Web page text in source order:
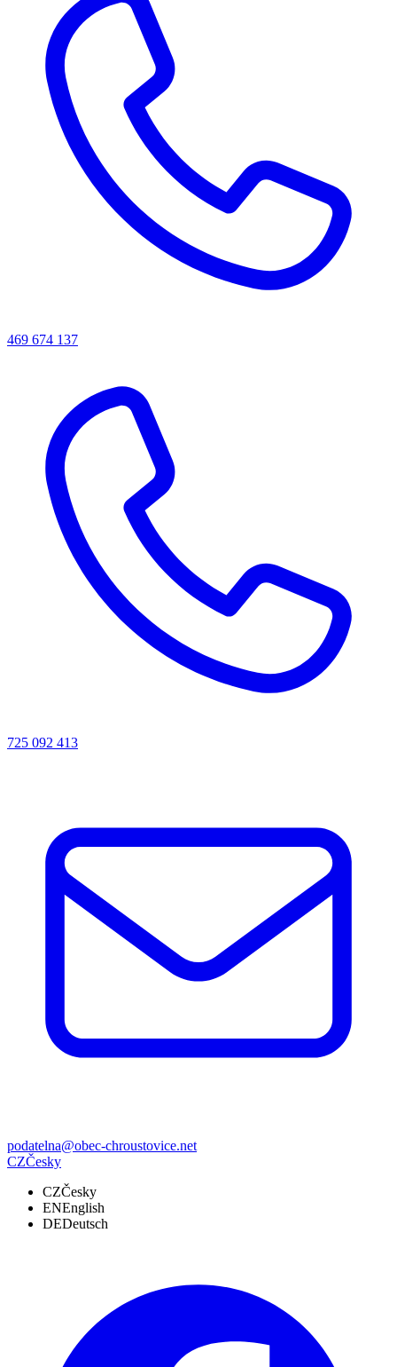
469 674 137
725 092 413
podatelna@obec-chroustovice.net
CZČesky
CZČesky
ENEnglish
DEDeutsch